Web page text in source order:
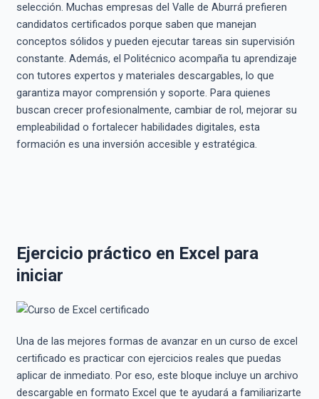
selección. Muchas empresas del Valle de Aburrá prefieren
candidatos certificados porque saben que manejan
conceptos sólidos y pueden ejecutar tareas sin supervisión
constante. Además, el Politécnico acompaña tu aprendizaje
con tutores expertos y materiales descargables, lo que
garantiza mayor comprensión y soporte. Para quienes
buscan crecer profesionalmente, cambiar de rol, mejorar su
empleabilidad o fortalecer habilidades digitales, esta
formación es una inversión accesible y estratégica.
Ejercicio práctico en Excel para
iniciar
Una de las mejores formas de avanzar en un curso de excel
certificado es practicar con ejercicios reales que puedas
aplicar de inmediato. Por eso, este bloque incluye un archivo
descargable en formato Excel que te ayudará a familiarizarte